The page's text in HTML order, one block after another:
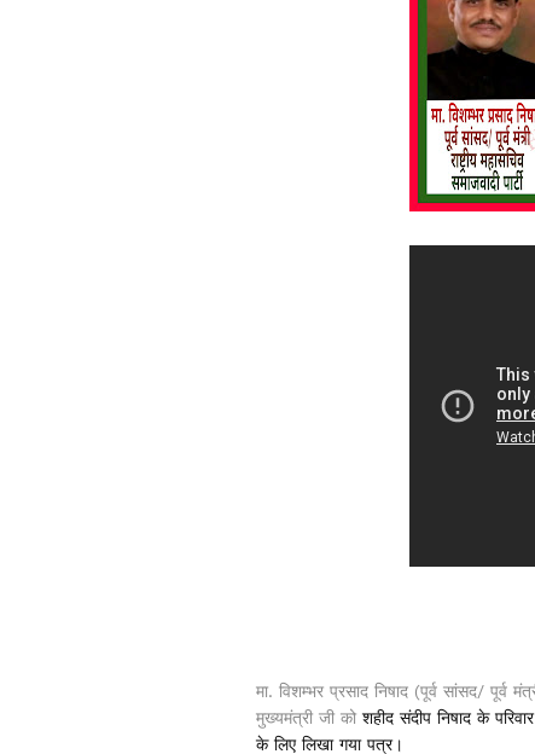
मा. विशम्भर प्रसाद निषाद (पूर्व सांसद/ पूर्व
मुख्यमंत्री जी को शहीद संदीप निषाद के
के लिए लिखा गया पत्र।